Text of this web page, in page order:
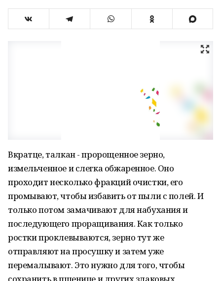
Вкратце, талкан - пророщенное зерно,
измельченное и слегка обжаренное. Оно
проходит несколько фракций очистки, его
промывают, чтобы избавить от пыли с полей. И
только потом замачивают для набухания и
последующего проращивания. Как только
ростки проклевываются, зерно тут же
отправляют на просушку и затем уже
перемалывают. Это нужно для того, чтобы